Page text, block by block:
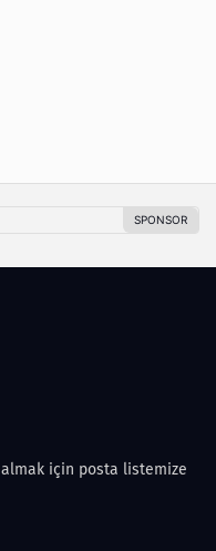
için posta listemize